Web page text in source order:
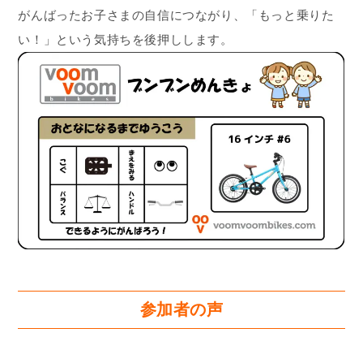
がんばったお子さまの自信につながり、「もっと乗りた
い！」という気持ちを後押しします。
参加者の声